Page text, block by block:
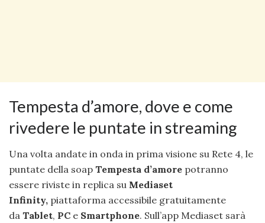
Tempesta d’amore, dove e come
rivedere le puntate in streaming
Una volta andate in onda in prima visione su Rete 4, le
puntate della soap Tempesta d’amore potranno
essere riviste in replica su Mediaset
Infinity, piattaforma accessibile gratuitamente
da Tablet, PC e Smartphone. Sull’app Mediaset sarà